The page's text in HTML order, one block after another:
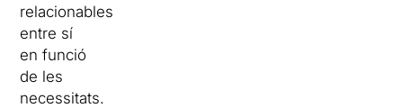
relacionables
entre sí
en funció
de les
necessitats.